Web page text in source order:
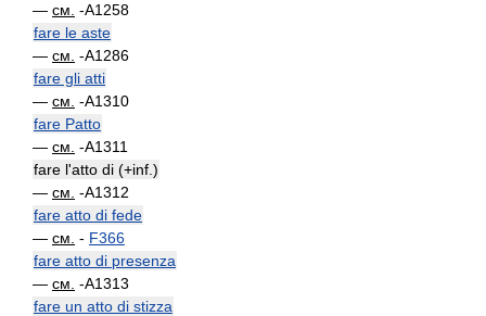
— см. -A1258
fare le aste
— см. -A1286
fare gli atti
— см. -A1310
fare Patto
— см. -A1311
fare l'atto di (+inf.)
— см. -A1312
fare atto di fede
— см. - F366
fare atto di presenza
— см. -A1313
fare un atto di stizza